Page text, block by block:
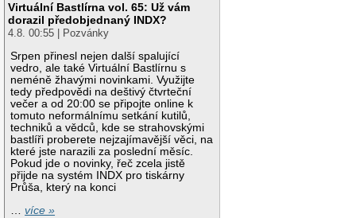
Virtuální Bastlírna vol. 65: Už vám
dorazil předobjednaný INDX?
4.8. 00:55 | Pozvánky
Srpen přinesl nejen další spalující
vedro, ale také Virtuální Bastlírnu s
neméně žhavými novinkami. Využijte
tedy předpovědi na deštivý čtvrteční
večer a od 20:00 se připojte online k
tomuto neformálnímu setkání kutilů,
techniků a vědců, kde se strahovskými
bastlíři proberete nejzajímavější věci, na
které jste narazili za poslední měsíc.
Pokud jde o novinky, řeč zcela jistě
přijde na systém INDX pro tiskárny
Průša, který na konci
…více »